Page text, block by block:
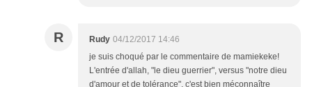
R Rudy 04/12/2017 14:46
je suis choqué par le commentaire de mamiekeke!
L'entrée d'allah, "le dieu guerrier", versus "notre dieu
d'amour et de tolérance", c'est bien méconnaître